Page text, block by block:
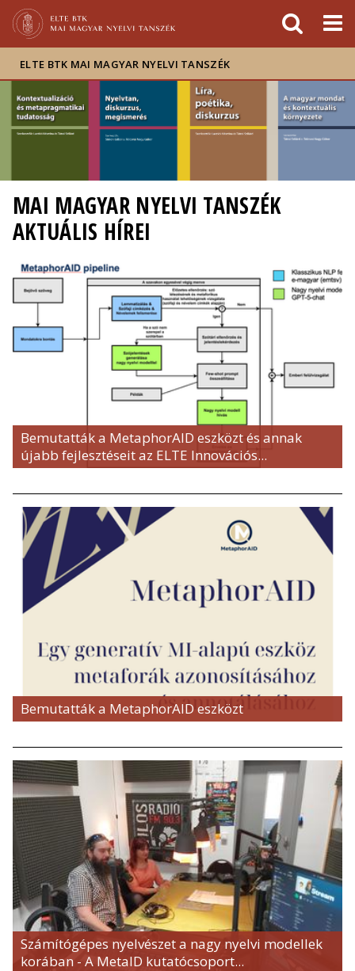
sajtóban
ELTE BTK MAI MAGYAR NYELVI TANSZÉK
MAI MAGYAR NYELVI TANSZÉK
AKTUÁLIS HÍREI
Bemutatták a MetaphorAID eszközt és annak
újabb fejlesztéseit az ELTE Innovációs...
Bemutatták a MetaphorAID eszközt
Számítógépes nyelvészet a nagy nyelvi modellek
korában - A MetaID kutatócsoport...